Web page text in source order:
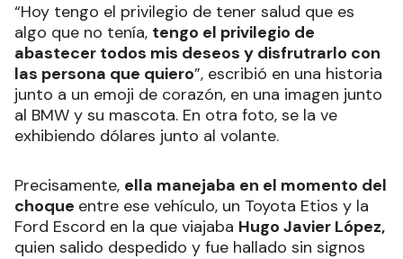
“Hoy tengo el privilegio de tener salud que es
algo que no tenía, tengo el privilegio de
abastecer todos mis deseos y disfrutrarlo con
las persona que quiero”, escribió en una historia
junto a un emoji de corazón, en una imagen junto
al BMW y su mascota. En otra foto, se la ve
exhibiendo dólares junto al volante.
Precisamente, ella manejaba en el momento del
choque entre ese vehículo, un Toyota Etios y la
Ford Escord en la que viajaba Hugo Javier López,
quien salido despedido y fue hallado sin signos